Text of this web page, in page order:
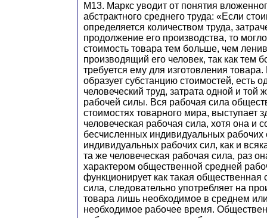
М13. Маркс уводит от понятия
абстрактного среднего труда: «Если
определяется количеством труда,
продолжение его производства, то
стоимость товара тем больше, чем
производящий его человек, так как тем
требуется ему для изготовления
образует субстанцию стоимостей, есть
человеческий труд, затрата одной и той
рабочей силы. Вся рабочая сила
стоимостях товарного мира, выступает
человеческая рабочая сила, хотя она и
бесчисленных индивидуальных рабочих
индивидуальных рабочих сил, как и
та же человеческая рабочая сила, раз
характером общественной средней
функционирует как такая общественная
сила, следовательно употребляет на
товара лишь необходимое в среднем
необходимое рабочее время.